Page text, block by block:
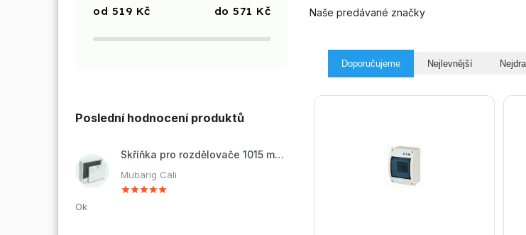
519 Kč 571 Kč
Poslední hodnocení produktů
Skříňka pro rozdělovače 1015 mm - nadomítková
Mubarig Cali
Ok
Naše predávané značky
Doporučujeme Nejlevnější